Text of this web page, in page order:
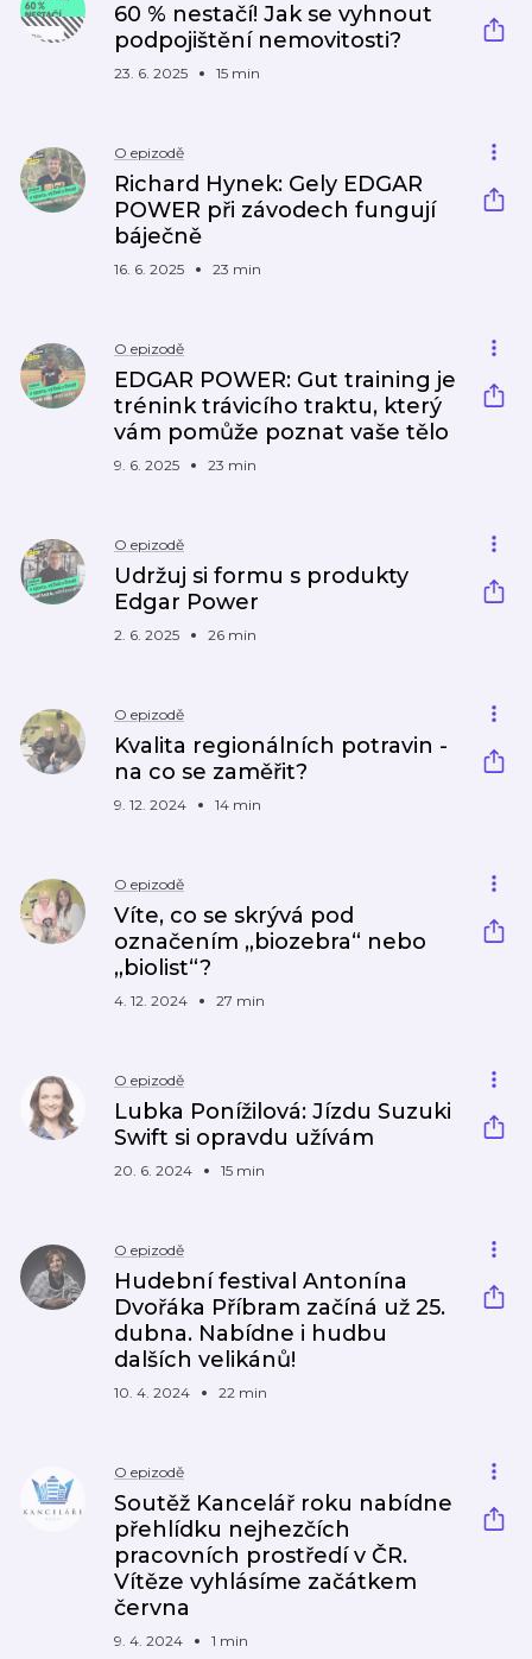
60 % nestačí! Jak se vyhnout
podpojištění nemovitosti?
23. 6. 2025 15 min
O epizodě
Richard Hynek: Gely EDGAR
POWER při závodech fungují
báječně
16. 6. 2025 23 min
O epizodě
EDGAR POWER: Gut training je
trénink trávicího traktu, který
vám pomůže poznat vaše tělo
9. 6. 2025 23 min
O epizodě
Udržuj si formu s produkty
Edgar Power
2. 6. 2025 26 min
O epizodě
Kvalita regionálních potravin -
na co se zaměřit?
9. 12. 2024 14 min
O epizodě
Víte, co se skrývá pod
označením „biozebra“ nebo
„biolist“?
4. 12. 2024 27 min
O epizodě
Lubka Ponížilová: Jízdu Suzuki
Swift si opravdu užívám
20. 6. 2024 15 min
O epizodě
Hudební festival Antonína
Dvořáka Příbram začíná už 25.
dubna. Nabídne i hudbu
dalších velikánů!
10. 4. 2024 22 min
O epizodě
Soutěž Kancelář roku nabídne
přehlídku nejhezčích
pracovních prostředí v ČR.
Vítěze vyhlásíme začátkem
června
9. 4. 2024 1 min